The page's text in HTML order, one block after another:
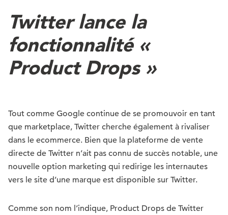
Twitter lance la
fonctionnalité «
Product Drops »
Tout comme Google continue de se promouvoir en tant
que marketplace, Twitter cherche également à rivaliser
dans le ecommerce. Bien que la plateforme de vente
directe de Twitter n’ait pas connu de succès notable, une
nouvelle option marketing qui redirige les internautes
vers le site d’une marque est disponible sur Twitter.
Comme son nom l’indique, Product Drops de Twitter